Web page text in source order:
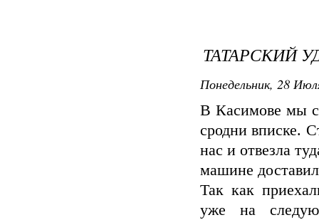
ТАТАРСКИЙ
Понедельник, 28
В Касимове мы
сродни вписке.
нас и отвезла
машине
Так как
уже на